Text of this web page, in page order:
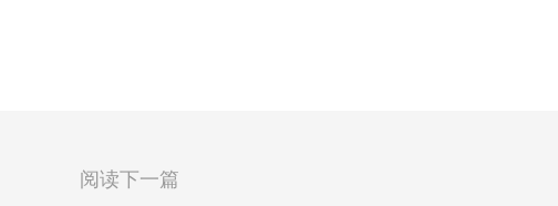
阅读下一篇